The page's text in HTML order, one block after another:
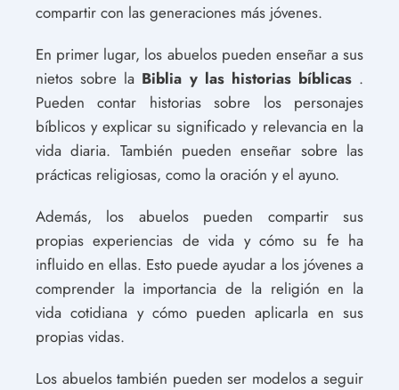
compartir con las generaciones más jóvenes.
En primer lugar, los abuelos pueden enseñar a sus
nietos sobre la Biblia y las historias bíblicas.
Pueden contar historias sobre los personajes
bíblicos y explicar su significado y relevancia en la
vida diaria. También pueden enseñar sobre las
prácticas religiosas, como la oración y el ayuno.
Además, los abuelos pueden compartir sus
propias experiencias de vida y cómo su fe ha
influido en ellas. Esto puede ayudar a los jóvenes a
comprender la importancia de la religión en la
vida cotidiana y cómo pueden aplicarla en sus
propias vidas.
Los abuelos también pueden ser modelos a seguir